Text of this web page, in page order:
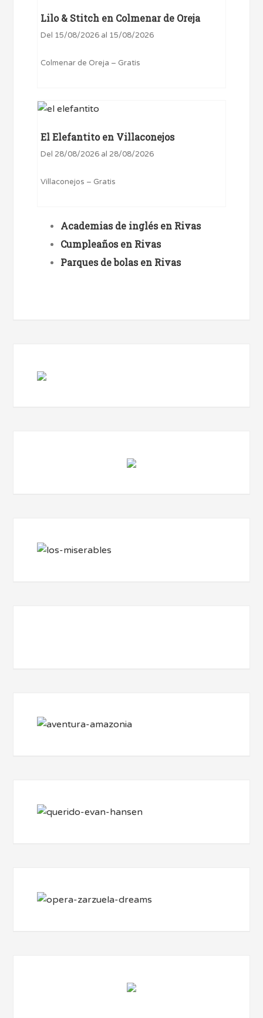
Lilo & Stitch en Colmenar de Oreja
Del 15/08/2026 al 15/08/2026
Colmenar de Oreja – Gratis
El Elefantito en Villaconejos
Del 28/08/2026 al 28/08/2026
Villaconejos – Gratis
Academias de inglés en Rivas
Cumpleaños en Rivas
Parques de bolas en Rivas